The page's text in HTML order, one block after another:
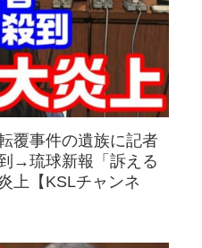
覆事件の遺族に記者
→琉球新報「訴える
上【KSLチャンネ